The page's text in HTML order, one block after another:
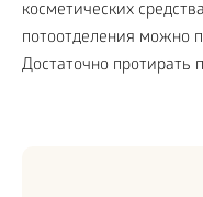
косметических
потоотделения можно
Достаточно протирать